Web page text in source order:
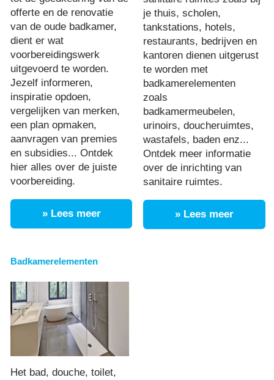
offerte en de renovatie
van de oude badkamer,
dient er wat
voorbereidingswerk
uitgevoerd te worden.
Jezelf informeren,
inspiratie opdoen,
vergelijken van merken,
een plan opmaken,
aanvragen van premies
en subsidies... Ontdek
hier alles over de juiste
voorbereiding.
» Lees meer
je thuis, scholen,
tankstations, hotels,
restaurants, bedrijven en
kantoren dienen uitgerust
te worden met
badkamerelementen
zoals
badkamermeubelen,
urinoirs, doucheruimtes,
wastafels, baden enz...
Ontdek meer informatie
over de inrichting van
sanitaire ruimtes.
» Lees meer
Badkamerelementen
Het bad, douche, toilet,